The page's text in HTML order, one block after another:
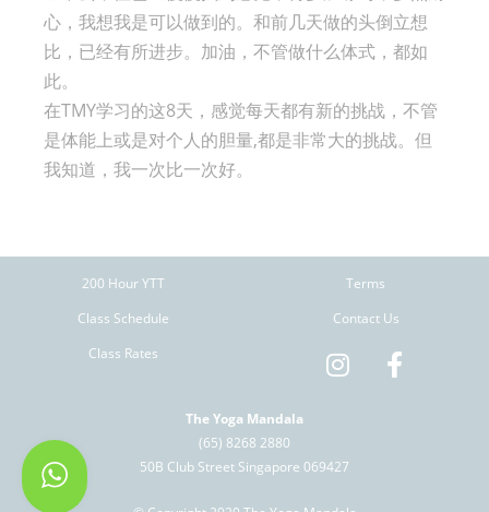
心，我想我是可以做到的。和前几天做的头倒立想
比，已经有所进步。加油，不管做什么体式，都如
此。
在TMY学习的这8天，感觉每天都有新的挑战，不管
是体能上或是对个人的胆量,都是非常大的挑战。但
我知道，我一次比一次好。
200 Hour YTT
Class Schedule
Class Rates
Terms
Contact Us
The Yoga Mandala
(65) 8268 2880
50B Club Street Singapore 069427